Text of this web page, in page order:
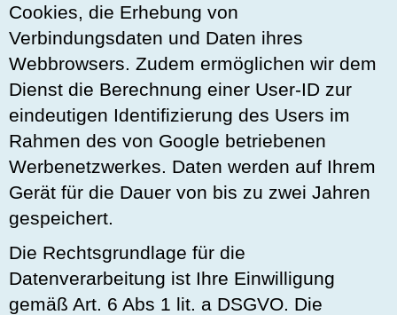
Cookies, die Erhebung von
Verbindungsdaten und Daten ihres
Webbrowsers. Zudem ermöglichen wir dem
Dienst die Berechnung einer User-ID zur
eindeutigen Identifizierung des Users im
Rahmen des von Google betriebenen
Werbenetzwerkes. Daten werden auf Ihrem
Gerät für die Dauer von bis zu zwei Jahren
gespeichert.
Die Rechtsgrundlage für die
Datenverarbeitung ist Ihre Einwilligung
gemäß Art. 6 Abs 1 lit. a DSGVO. Die